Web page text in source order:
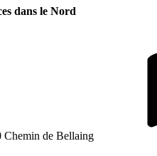
dans le Nord
Chemin de Bellaing